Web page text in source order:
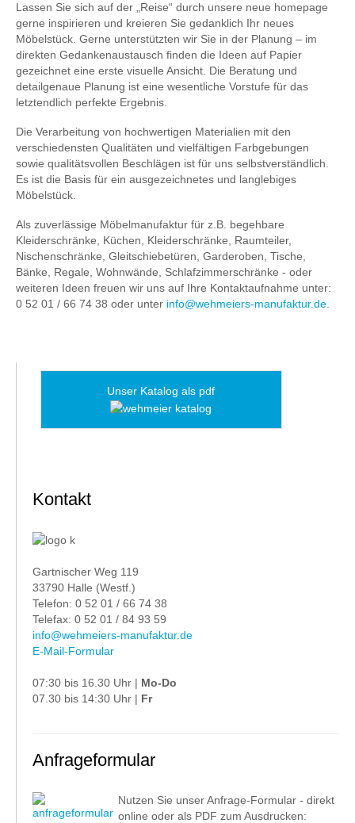
Lassen Sie sich auf der „Reise“ durch unsere neue homepage
gerne inspirieren und kreieren Sie gedanklich Ihr neues
Möbelstück. Gerne unterstützten wir Sie in der Planung – im
direkten Gedankenaustausch finden die Ideen auf Papier
gezeichnet eine erste visuelle Ansicht. Die Beratung und
detailgenaue Planung ist eine wesentliche Vorstufe für das
letztendlich perfekte Ergebnis.
Die Verarbeitung von hochwertigen Materialien mit den
verschiedensten Qualitäten und vielfältigen Farbgebungen
sowie qualitätsvollen Beschlägen ist für uns selbstverständlich.
Es ist die Basis für ein ausgezeichnetes und langlebiges
Möbelstück.
Als zuverlässige Möbelmanufaktur für z.B. begehbare
Kleiderschränke, Küchen, Kleiderschränke, Raumteiler,
Nischenschränke, Gleitschiebetüren, Garderoben, Tische,
Bänke, Regale, Wohnwände, Schlafzimmerschränke - oder
weiteren Ideen freuen wir uns auf Ihre Kontaktaufnahme unter:
0 52 01 / 66 74 38 oder unter info@wehmeiers-manufaktur.de.
Unser Katalog als pdf
Kontakt
Gartnischer Weg 119
33790 Halle (Westf.)
Telefon: 0 52 01 / 66 74 38
Telefax: 0 52 01 / 84 93 59
info@wehmeiers-manufaktur.de
E-Mail-Formular
07:30 bis 16.30 Uhr | Mo-Do
07.30 bis 14:30 Uhr | Fr
Anfrageformular
Nutzen Sie unser Anfrage-Formular - direkt
online oder als PDF zum Ausdrucken: